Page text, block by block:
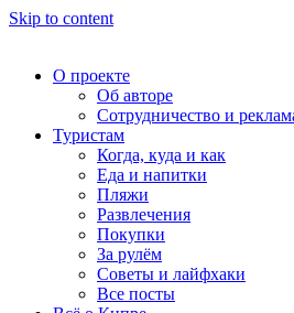
Skip to content
О проекте
Об авторе
Сотрудничество и
Туристам
Когда, куда и как
Еда и напитки
Пляжи
Развлечения
Покупки
За рулём
Советы и лайфхаки
Все посты